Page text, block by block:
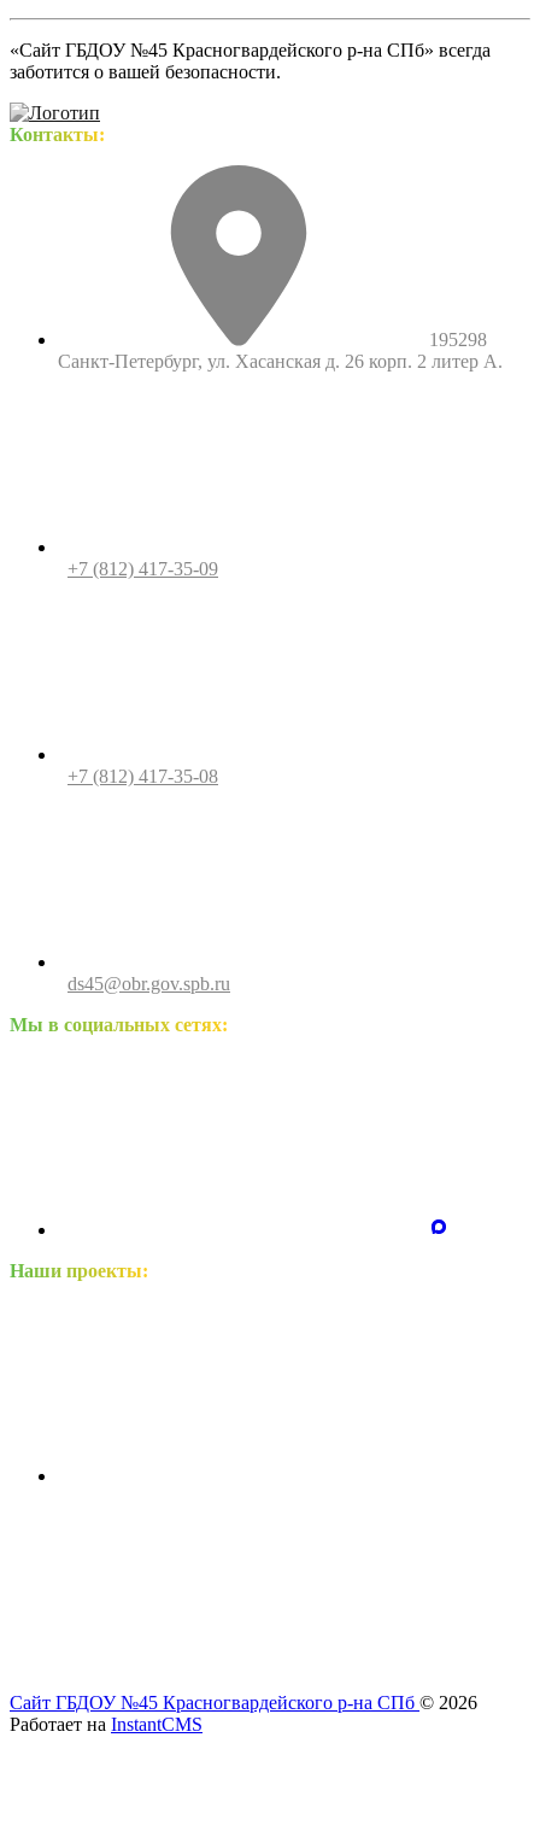
«Сайт ГБДОУ №45 Красногвардейского р-на СПб» всегда
заботится о вашей безопасности.
Контакты:
195298
Санкт-Петербург, ул. Хасанская д. 26 корп. 2 литер А.
+7 (812) 417-35-09
+7 (812) 417-35-08
ds45@obr.gov.spb.ru
Мы в социальных сетях:
Наши проекты:
Сайт ГБДОУ №45 Красногвардейского р-на СПб © 2026
Работает на InstantCMS